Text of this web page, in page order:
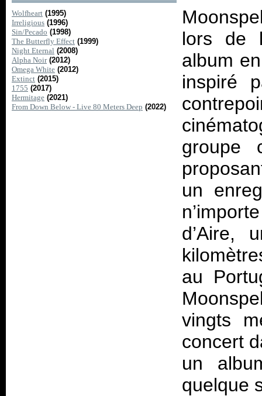
Wolfheart (1995)
Irreligious (1996)
Sin/Pecado (1998)
The Butterfly Effect (1999)
Night Eternal (2008)
Alpha Noir (2012)
Omega White (2012)
Extinct (2015)
1755 (2017)
Hermitage (2021)
From Down Below - Live 80 Meters Deep (2022)
lors de
album
inspiré
groupe
un
d’Aire,
au
vingts
concert
un
quelque